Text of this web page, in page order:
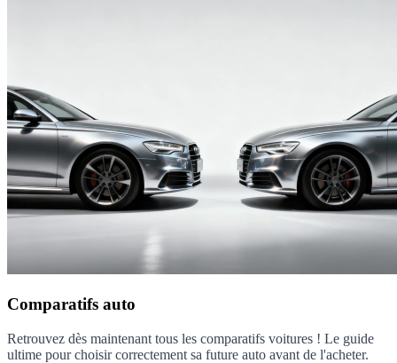
Comparatifs auto
Retrouvez dès maintenant tous les comparatifs voitures ! Le guide
ultime pour choisir correctement sa future auto avant de l'acheter.